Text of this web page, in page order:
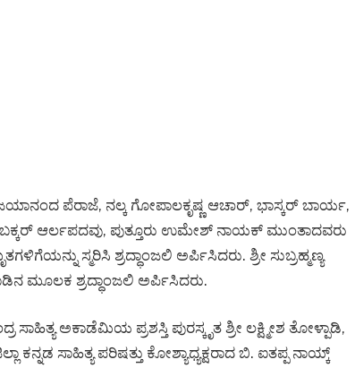
ಪೆರಾಜೆ, ನಲ್ಕ ಗೋಪಾಲಕೃಷ್ಣ ಆಚಾರ್, ಭಾಸ್ಕರ್ ಬಾರ್ಯ,
ಆರ್ಲಪದವು, ಪುತ್ತೂರು ಉಮೇಶ್ ನಾಯಕ್ ಮುಂತಾದವರು
ಸ್ಮರಿಸಿ ಶ್ರದ್ಧಾಂಜಲಿ ಅರ್ಪಿಸಿದರು. ಶ್ರೀ ಸುಬ್ರಹ್ಮಣ್ಯ
ಮೂಲಕ ಶ್ರದ್ಧಾಂಜಲಿ ಅರ್ಪಿಸಿದರು.
ಅಕಾಡೆಮಿಯ ಪ್ರಶಸ್ತಿ ಪುರಸ್ಕೃತ ಶ್ರೀ ಲಕ್ಷ್ಮೀಶ ತೋಳ್ಪಾಡಿ,
ಕನ್ನಡ ಸಾಹಿತ್ಯ ಪರಿಷತ್ತು ಕೋಶ್ಯಾಧ್ಯಕ್ಷರಾದ ಬಿ. ಐತಪ್ಪ ನಾಯ್ಕ್